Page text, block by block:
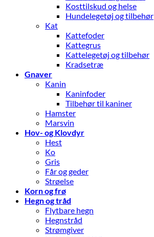
Kosttilskud og helse
Hundelegetøj og tilbehør
Kat
Kattefoder
Kattegrus
Kattelegetøj og tilbehør
Kradsetræ
Gnaver
Kanin
Kaninfoder
Tilbehør til kaniner
Hamster
Marsvin
Hov- og Klovdyr
Hest
Ko
Gris
Får og geder
Strøelse
Korn og frø
Hegn og tråd
Flytbare hegn
Hegnstråd
Strømgiver